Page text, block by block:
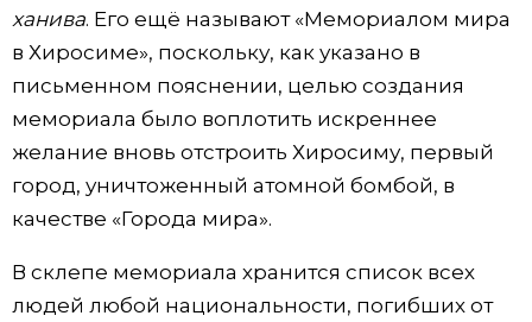
ханива. Его ещё называют «Мемориалом мира
в Хиросиме», поскольку, как указано в
письменном пояснении, целью создания
мемориала было воплотить искреннее
желание вновь отстроить Хиросиму, первый
город, уничтоженный атомной бомбой, в
качестве «Города мира».
В склепе мемориала хранится список всех
людей любой национальности, погибших от